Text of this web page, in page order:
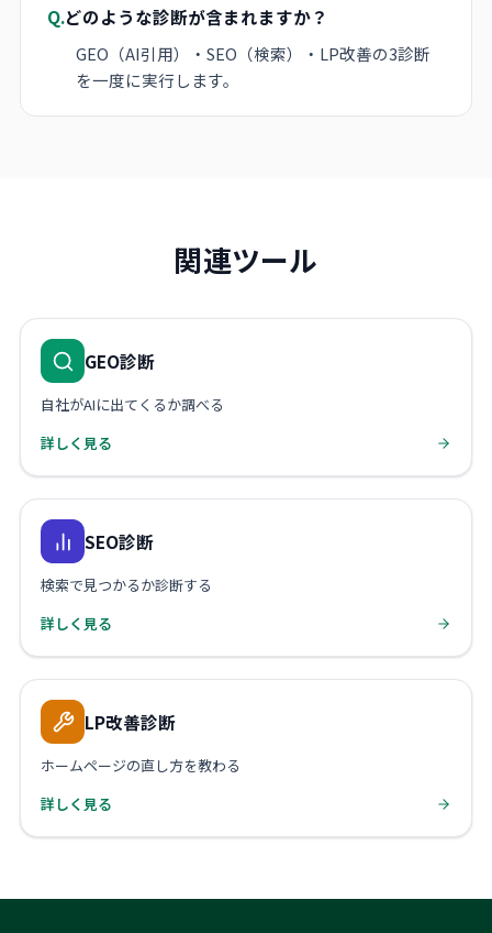
Q.どのような診断が含まれますか？
GEO（AI引用）・SEO（検索）・LP改善の3診断
を一度に実行します。
関連ツール
GEO診断
自社がAIに出てくるか調べる
詳しく見る
SEO診断
検索で見つかるか診断する
詳しく見る
LP改善診断
ホームページの直し方を教わる
詳しく見る